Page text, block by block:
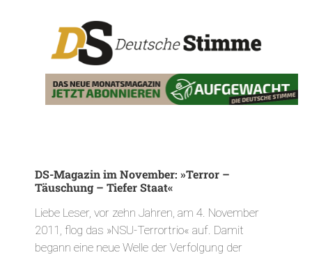
DS-Magazin im November: »Terror –
Täuschung – Tiefer Staat«
Liebe Leser, vor zehn Jahren, am 4. November
2011, flog das »NSU-Terrortrio« auf. Damit
begann eine neue Welle der Verfolgung der